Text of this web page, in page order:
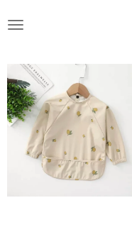
direct
hoofdinhoud